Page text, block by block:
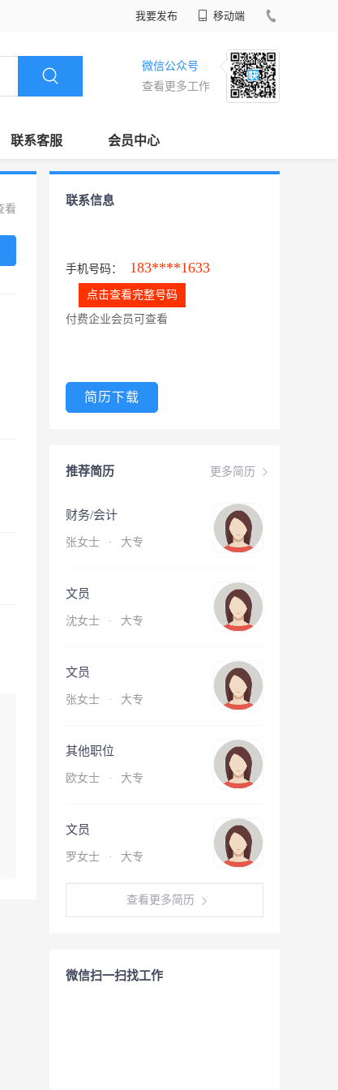
我要发布 移动端
微信公众号
查看更多工作
联系客服 会员中心
看
联系信息
手机号码： 183****1633
点击查看完整号码
付费企业会员可查看
简历下载
更多简历
推荐简历
财务/会计
张女士 · 大专
文员
沈女士 · 大专
文员
张女士 · 大专
其他职位
欧女士 · 大专
文员
罗女士 · 大专
查看更多简历
微信扫一扫找工作